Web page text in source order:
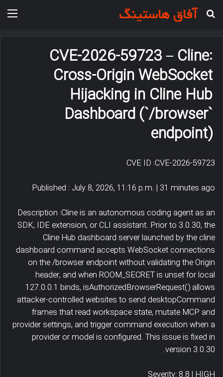
جستجو برای
CVE-2026-59723 – Cline:
Cross-Origin WebSocket
Hijacking in Cline Hub
Dashboard (`/browser`
endpoint)
CVE ID :CVE-2026-59723
Published : July 8, 2026, 11:16 p.m. | 31 minutes ago
Description :Cline is an autonomous coding agent as an
SDK, IDE extension, or CLI assistant. Prior to 3.0.30, the
Cline Hub dashboard server launched by the cline
dashboard command accepts WebSocket connections
on the /browser endpoint without validating the Origin
header, and when ROOM_SECRET is unset for local
127.0.0.1 binds, isAuthorizedBrowserRequest() allows
attacker-controlled websites to send desktopCommand
frames that read workspace state, mutate MCP and
provider settings, and trigger command execution when a
provider or model is configured. This issue is fixed in
version 3.0.30.